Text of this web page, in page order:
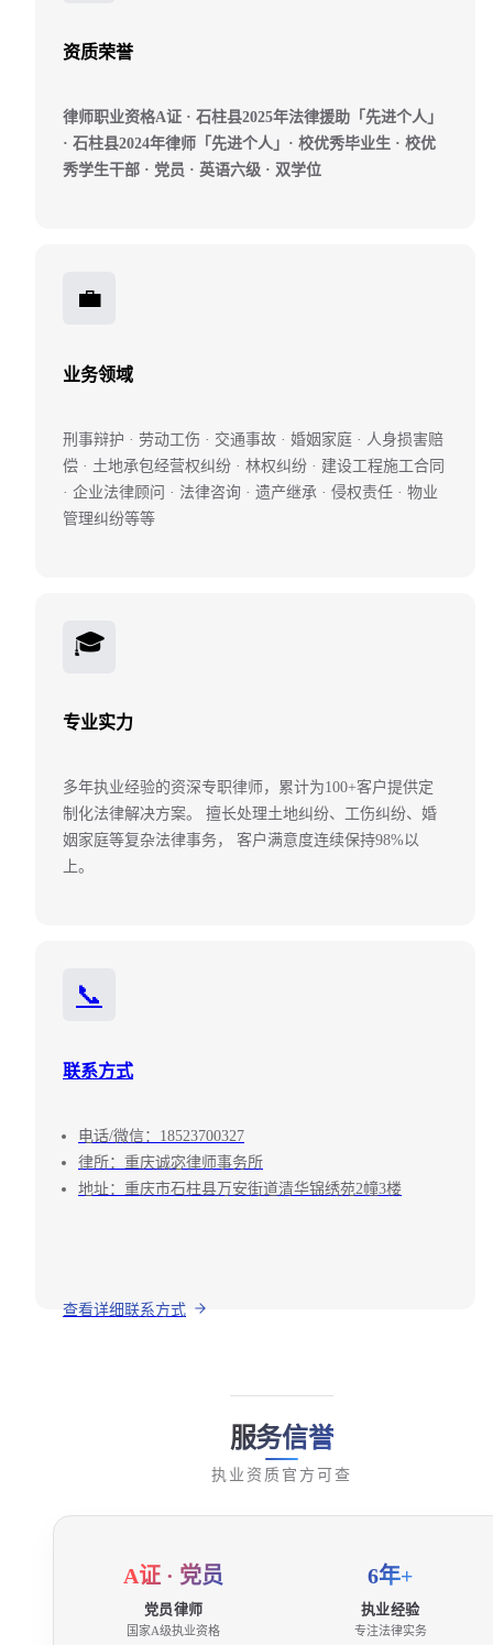
资质荣誉
律师职业资格A证 · 石柱县2025年法律援助「先进个人」
· 石柱县2024年律师「先进个人」· 校优秀毕业生 · 校优
秀学生干部 · 党员 · 英语六级 · 双学位
💼
业务领域
刑事辩护 · 劳动工伤 · 交通事故 · 婚姻家庭 · 人身损害赔
偿 · 土地承包经营权纠纷 · 林权纠纷 · 建设工程施工合同
· 企业法律顾问 · 法律咨询 · 遗产继承 · 侵权责任 · 物业
管理纠纷等等
🎓
专业实力
多年执业经验的资深专职律师，累计为100+客户提供定
制化法律解决方案。 擅长处理土地纠纷、工伤纠纷、婚
姻家庭等复杂法律事务， 客户满意度连续保持98%以
上。
📞
联系方式
电话/微信：18523700327
律所：重庆诚宓律师事务所
地址：重庆市石柱县万安街道清华锦绣苑2幢3楼
查看详细联系方式
服务信誉
执业资质官方可查
A证 · 党员
党员律师
国家A级执业资格
6年+
执业经验
专注法律实务